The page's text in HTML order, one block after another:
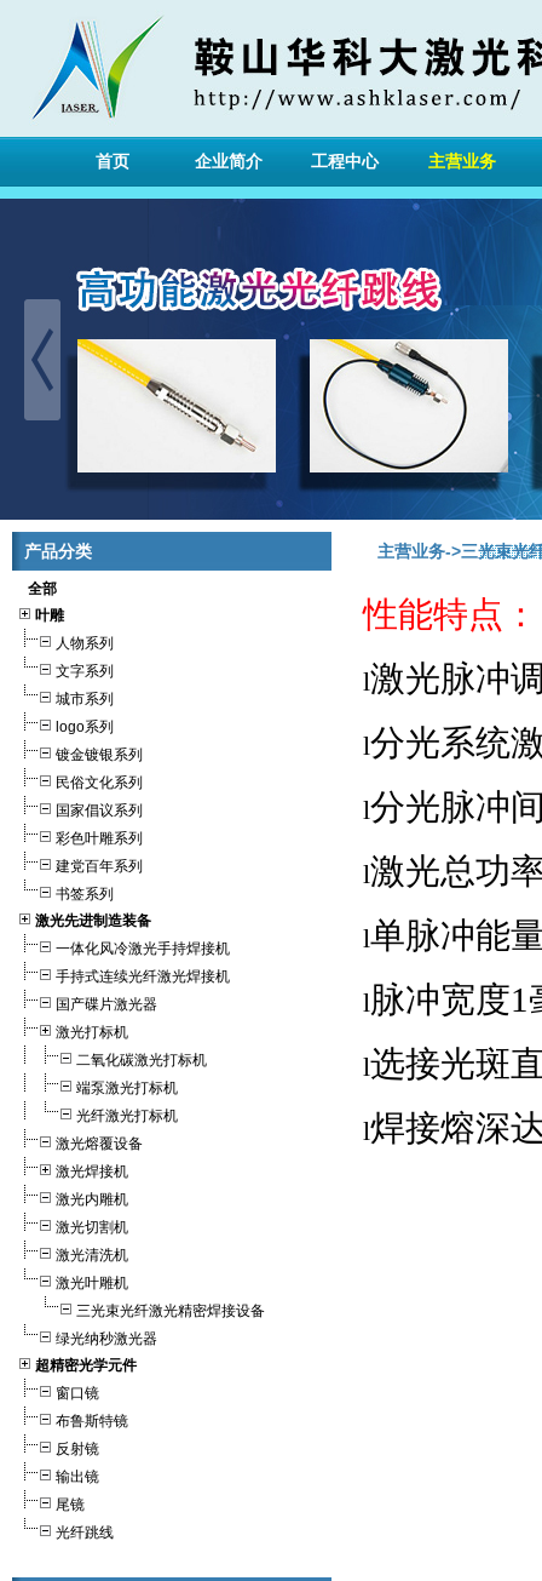
首页 企业简介 工程中心 主营业务
产品分类
全部
叶雕
人物系列
文字系列
城市系列
logo系列
镀金镀银系列
民俗文化系列
国家倡议系列
彩色叶雕系列
建党百年系列
书签系列
激光先进制造装备
一体化风冷激光手持焊接机
手持式连续光纤激光焊接机
国产碟片激光器
激光打标机
二氧化碳激光打标机
端泵激光打标机
光纤激光打标机
激光熔覆设备
激光焊接机
激光内雕机
激光切割机
激光清洗机
激光叶雕机
三光束光纤激光精密焊接设备
绿光纳秒激光器
超精密光学元件
窗口镜
布鲁斯特镜
反射镜
输出镜
尾镜
光纤跳线
主营业务->三光束光
性能特点：
l激光脉冲
l分光系统
l分光脉冲
l激光总功
l单脉冲能
l脉冲宽度1
l选接光斑
l焊接熔深